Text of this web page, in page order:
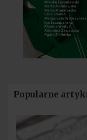
Popularne